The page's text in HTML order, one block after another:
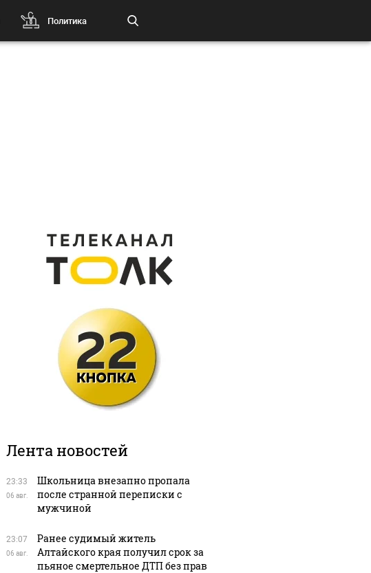
Политика
Лента новостей
23:33
06 авг.
Школьница внезапно пропала
после странной переписки с
мужчиной
23:07
06 авг.
Ранее судимый житель
Алтайского края получил срок за
пьяное смертельное ДТП без прав